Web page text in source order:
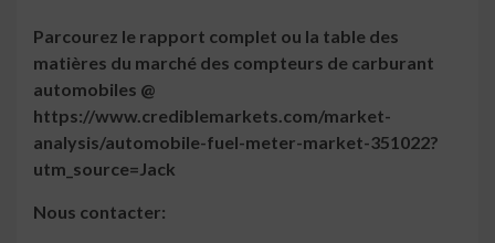
Parcourez le rapport complet ou la table des
matières du marché des compteurs de carburant
automobiles @
https://www.crediblemarkets.com/market-
analysis/automobile-fuel-meter-market-351022?
utm_source=Jack
Nous contacter: